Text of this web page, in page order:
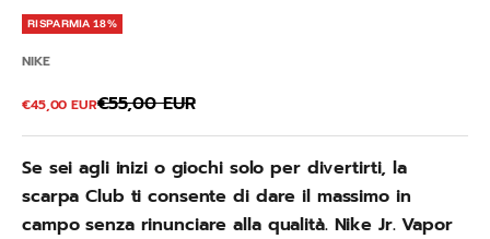
RISPARMIA 18%
NIKE
Prezzo scontato
€45,00 EURPrezzo
€55,00 EUR
Se sei agli inizi o giochi solo per divertirti, la
scarpa Club ti consente di dare il massimo in
campo senza rinunciare alla qualità. Nike Jr. Vapor